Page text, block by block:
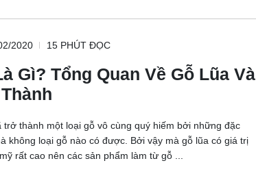
2020 15 PHÚT ĐỌC
Gì? Tổng Quan Về Gỗ Lũa Và
trở thành một loại gỗ vô cùng quý hiếm bởi những đặc
không loại gỗ nào có được. Bởi vậy mà gỗ lũa có giá trị
rất cao nên các sản phẩm làm từ gỗ ...